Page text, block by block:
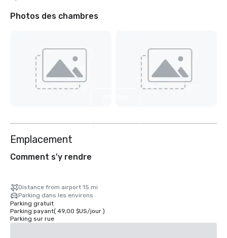
Photos des chambres
Emplacement
Comment s'y rendre
Distance from airport 15 mi
Parking dans les environs
Parking gratuit
Parking payant( 49,00 $US/jour)
Parking sur rue